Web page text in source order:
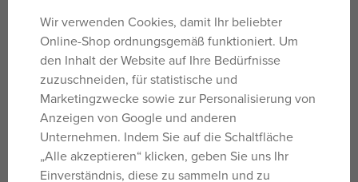
Kind lernt, dass es im Haushalt gefährliche Gegenstände
gibt, mit denen man vorsichtig umgehen sollte. Schon ein
kurzer Kontakt mit elektrischer Spannung kann
schwerwiegende Folgen wie Verbrennungen oder
Stromschläge haben.
WICHTIG:Dieses Produkt ist kein Spielzeug und kann
Kleinteile enthalten. Außerhalb der Reichweite von
Kindern unter 3 Jahren aufbewahren. Die Sicherheit Ihres
Wir verwenden Cookies, damit Ihr beliebter
Online-Shop ordnungsgemäß funktioniert. Um
den Inhalt der Website auf Ihre Bedürfnisse
zuzuschneiden, für statistische und
Marketingzwecke sowie zur Personalisierung von
Anzeigen von Google und anderen
Unternehmen. Indem Sie auf die Schaltfläche
„Alle akzeptieren“ klicken, geben Sie uns Ihr
Einverständnis, diese zu sammeln und zu